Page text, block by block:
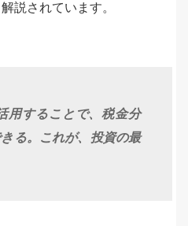
解説されています。
用することで、税金分
る。これが、投資の最